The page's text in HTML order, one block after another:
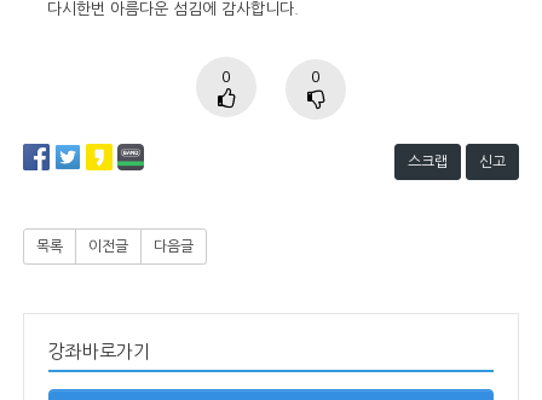
다시한번 아름다운 섬김에 감사합니다.
0 0
스크랩 신고
목록 이전글 다음글
강좌바로가기